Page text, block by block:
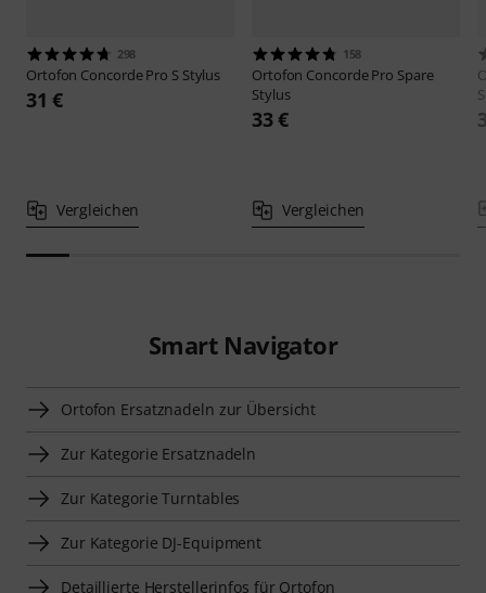
298
Ortofon Concorde Pro S Stylus
31 €
Vergleichen
158
Ortofon Concorde Pro Spare
Stylus
33 €
Vergleichen
Smart Navigator
Ortofon Ersatznadeln zur Übersicht
Zur Kategorie Ersatznadeln
Zur Kategorie Turntables
Zur Kategorie DJ-Equipment
Detaillierte Herstellerinfos für Ortofon